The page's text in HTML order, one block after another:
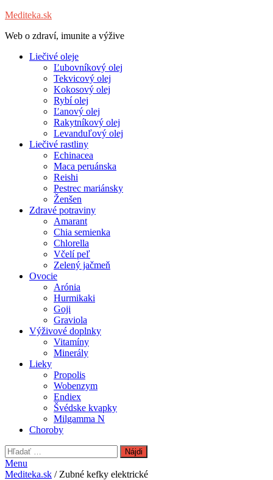
Mediteka.sk
Web o zdraví, imunite a výžive
Liečivé oleje
Ľubovníkový olej
Tekvicový olej
Kokosový olej
Rybí olej
Ľanový olej
Rakytníkový olej
Levanduľový olej
Liečivé rastliny
Echinacea
Maca peruánska
Reishi
Pestrec mariánsky
Ženšen
Zdravé potraviny
Amarant
Chia semienka
Chlorella
Včelí peľ
Zelený jačmeň
Ovocie
Arónia
Hurmikaki
Goji
Graviola
Výživové doplnky
Vitamíny
Minerály
Lieky
Propolis
Wobenzym
Endiex
Švédske kvapky
Milgamma N
Choroby
Hľadať:
Menu
Mediteka.sk / Zubné kefky elektrické